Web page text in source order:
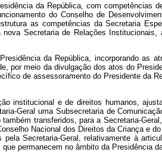
da República, com competências
do Conselho de
as competências da Secretaria
Secretaria de Relações Institucionais,
da República, incorporando as
por meio da divulgação dos atos do
de assessoramento do Presidente da
institucional e de direitos humanos,
Geral uma Subsecretaria de
transferidos, para a Secretaria-
Nacional dos Direitos da Criança e
Secretaria-Geral, relativamente à
permanecem no âmbito da Presidência